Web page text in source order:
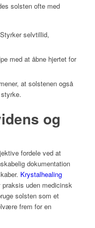
solsten ofte med
selvtillid,
med at åbne hjertet for
at solstenen også
og
fordele ved at
dokumentation
Krystalhealing
uden medicinsk
solsten som et
frem for en